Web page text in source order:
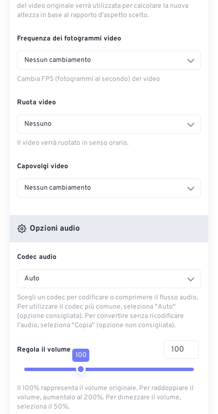
del video originale verrà utilizzata per calcolare la nuova
altezza in base al rapporto d'aspetto scelto.
Frequenza dei fotogrammi video
Nessun cambiamento
Cambia FPS (fotogrammi al secondo) del video
Ruota video
Nessuno
Il video verrà ruotato in senso orario.
Capovolgi video
Nessun cambiamento
Opzioni audio
Codec audio
Auto
Scegli un codec per codificare o comprimere il flusso audio.
Per utilizzare il codec più comune, seleziona "Auto"
(opzione consigliata). Per convertire senza ricodificare
l'audio, seleziona "Copia" (opzione non consigliata).
Regola il volume
100
Il 100% rappresenta il volume originale. Per raddoppiare il
volume, aumentalo al 200%. Per dimezzare il volume,
seleziona il 50%.